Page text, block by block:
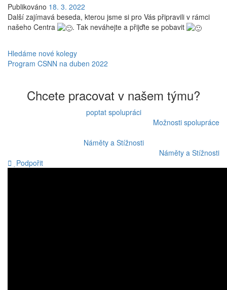
Publikováno 18. 3. 2022
Další zajímavá beseda, kterou jsme si pro Vás připravili v rámci
našeho Centra
. Tak neváhejte a přijďte se pobavit
Navigace
pro
příspěvek
Hledáme nové kolegy
Program CSNN na duben 2022
Chcete pracovat v našem týmu?
poptat spolupráci
Možnosti spolupráce
Náměty a Stížnosti
Náměty a Stížnosti
Podpořit